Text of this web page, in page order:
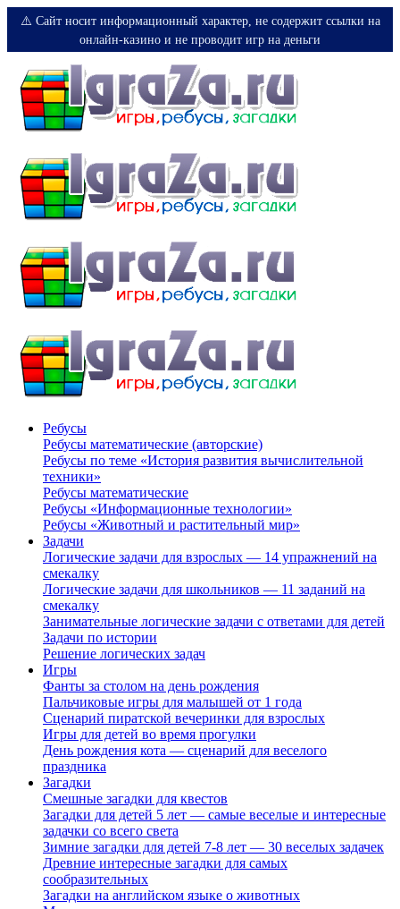
⚠️ Сайт носит информационный характер, не содержит ссылки на
онлайн-казино и не проводит игр на деньги
Ребусы
Ребусы математические (авторские)
Ребусы по теме «История развития вычислительной
техники»
Ребусы математические
Ребусы «Информационные технологии»
Ребусы «Животный и растительный мир»
Задачи
Логические задачи для взрослых — 14 упражнений на
смекалку
Логические задачи для школьников — 11 заданий на
смекалку
Занимательные логические задачи с ответами для детей
Задачи по истории
Решение логических задач
Игры
Фанты за столом на день рождения
Пальчиковые игры для малышей от 1 года
Сценарий пиратской вечеринки для взрослых
Игры для детей во время прогулки
День рождения кота — сценарий для веселого
праздника
Загадки
Смешные загадки для квестов
Загадки для детей 5 лет — самые веселые и интересные
задачки со всего света
Зимние загадки для детей 7-8 лет — 30 веселых задачек
Древние интересные загадки для самых
сообразительных
Загадки на английском языке о животных